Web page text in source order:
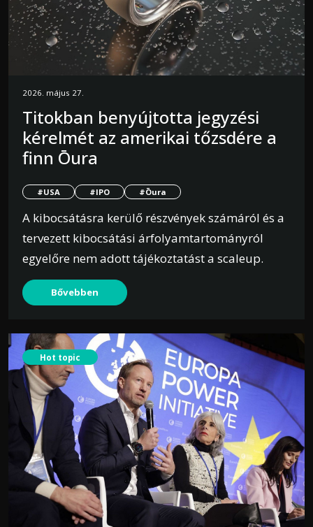
2026. május 27.
Titokban benyújtotta jegyzési
kérelmét az amerikai tőzsdére a
finn Ōura
#USA #IPO #Ōura
A kibocsátásra kerülő részvények számáról és a
tervezett kibocsátási árfolyamtartományról
egyelőre nem adott tájékoztatást a scaleup.
Bővebben
Hot topic